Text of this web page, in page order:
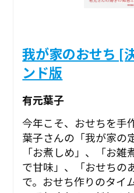
我が家のおせち [
ンド版
有元葉子
今年こそ、おせちを手
葉子さんの「我が家の
「お煮しめ」、「お
で甘味」、「おせちの
で。おせち作りのタイ